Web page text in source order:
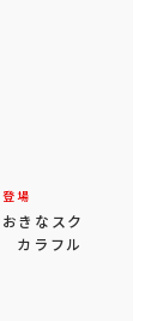
場
きなスク
カラフル